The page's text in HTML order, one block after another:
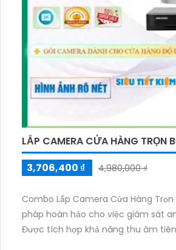
LẮP CAMERA CỬA HÀNG TRỌN
3,706,400 ₫
4,980,000 ₫
Combo Lắp Camera Cửa Hàng Trọn
pháp hoàn hảo cho việc giám sát
Được tích hợp khả năng thu âm